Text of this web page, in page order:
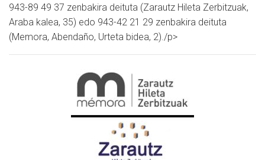
943-89 49 37 zenbakira deituta (Zarautz Hileta Zerbitzuak,
Araba kalea, 35) edo 943-42 21 29 zenbakira deituta
(Memora, Abendaño, Urteta bidea, 2)./p>